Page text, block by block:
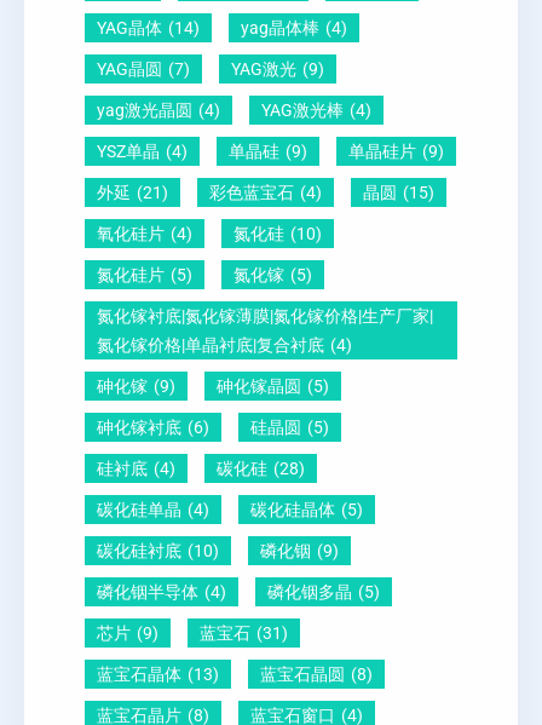
说
明
1
怎
么
测
压
电
晶
圆
钛
铅
晶
圆
YAG晶体 (14) yag晶体棒 (4)
YAG晶圆 (7) YAG激光 (9)
yag激光晶圆 (4) YAG激光棒 (4)
YSZ单晶 (4) 单晶硅 (9) 单晶硅片 (9)
外延 (21) 彩色蓝宝石 (4) 晶圆 (15)
氧化硅片 (4) 氮化硅 (10)
氮化硅片 (5) 氮化镓 (5)
氮化镓衬底|氮化镓薄膜|氮化镓价格|生产厂家|
氮化镓价格|单晶衬底|复合衬底 (4)
砷化镓 (9) 砷化镓晶圆 (5)
砷化镓衬底 (6) 硅晶圆 (5)
硅衬底 (4) 碳化硅 (28)
碳化硅单晶 (4) 碳化硅晶体 (5)
碳化硅衬底 (10) 磷化铟 (9)
磷化铟半导体 (4) 磷化铟多晶 (5)
芯片 (9) 蓝宝石 (31)
蓝宝石晶体 (13) 蓝宝石晶圆 (8)
蓝宝石晶片 (8) 蓝宝石窗口 (4)